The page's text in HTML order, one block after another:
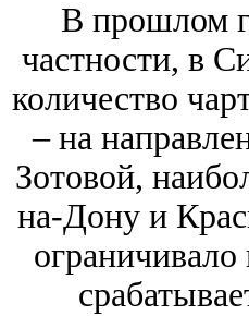
В прошлом
частности, в
количество
– на
Зотовой,
на-Дону и